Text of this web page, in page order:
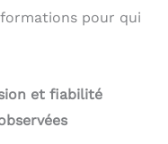
pour qui
et fiabilité